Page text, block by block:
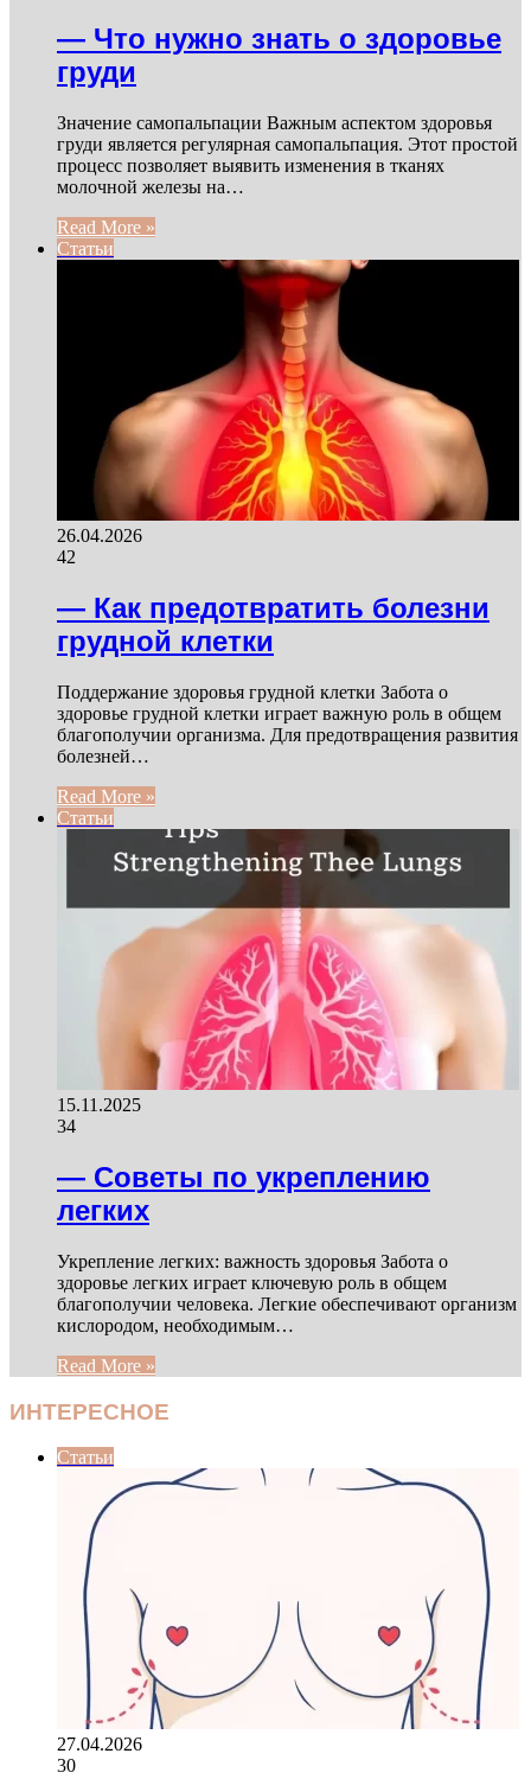
— Что нужно знать о здоровье
груди
Значение самопальпации Важным аспектом здоровья
груди является регулярная самопальпация. Этот простой
процесс позволяет выявить изменения в тканях
молочной железы на…
Read More »
Статьи
26.04.2026
42
— Как предотвратить болезни
грудной клетки
Поддержание здоровья грудной клетки Забота о
здоровье грудной клетки играет важную роль в общем
благополучии организма. Для предотвращения развития
болезней…
Read More »
Статьи
15.11.2025
34
— Советы по укреплению
легких
Укрепление легких: важность здоровья Забота о
здоровье легких играет ключевую роль в общем
благополучии человека. Легкие обеспечивают организм
кислородом, необходимым…
Read More »
ИНТЕРЕСНОЕ
Статьи
27.04.2026
30